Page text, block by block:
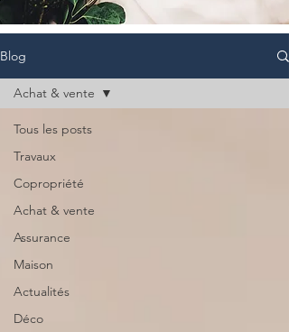
Blog
Tous les posts
Travaux
Copropriété
Achat & vente
Assurance
Maison
Actualités
Déco
Achat & vente